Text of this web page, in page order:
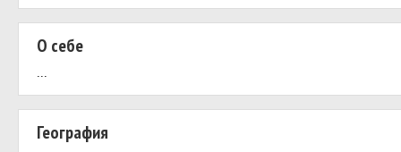
О себе
...
География